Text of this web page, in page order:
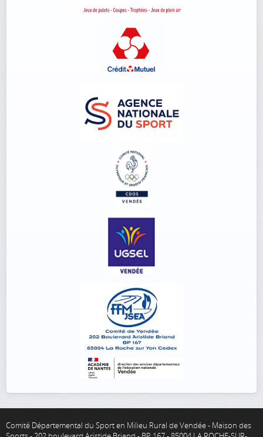
Comité Départemental du Sport en Milieu Rural de Vendée - Maison des